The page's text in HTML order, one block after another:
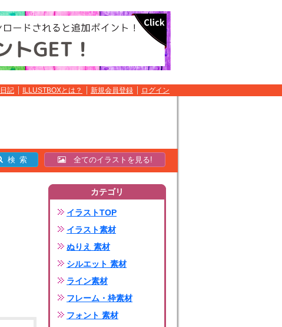
日記 ILLUSTBOXとは？ 新規会員登録 ログイン
全てのイラストを見る!
カテゴリ
イラストTOP
イラスト素材
ぬりえ 素材
シルエット 素材
ライン素材
フレーム・枠素材
フォント 素材